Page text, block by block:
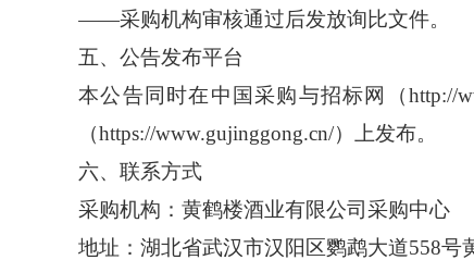
——采购机构审核通过后发放询比文件。
五、公告发布平台
本公告同时在中国采购与招标网（http://
（https://www.gujinggong.cn/）上发布。
六、联系方式
采购机构：黄鹤楼酒业有限公司采购中心
地址：湖北省武汉市汉阳区鹦鹉大道558号